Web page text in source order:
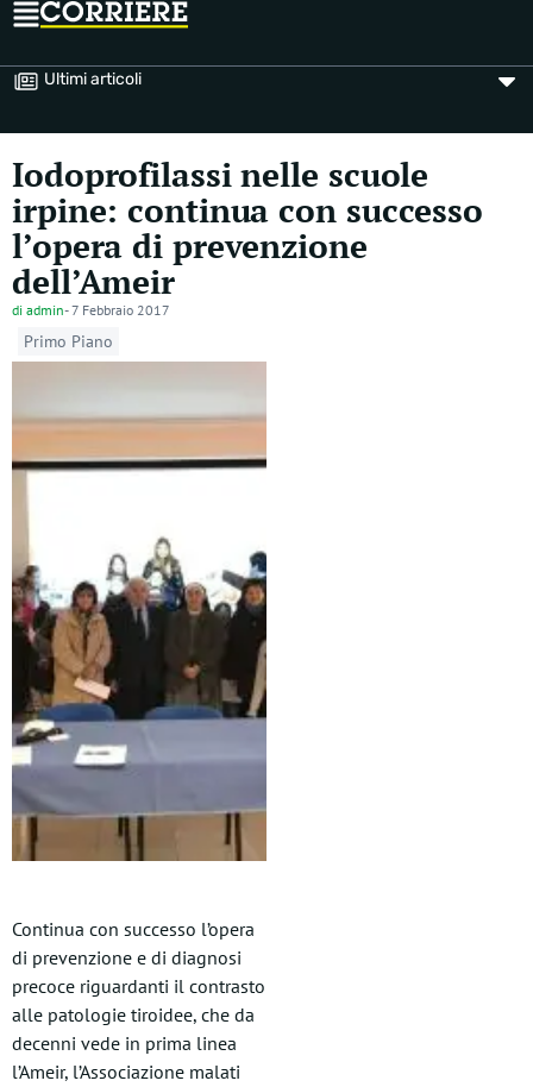
Ultimi articoli
Iodoprofilassi nelle scuole
irpine: continua con successo
l’opera di prevenzione
dell’Ameir
di admin-7 Febbraio 2017
Primo Piano
Continua con successo l’opera
di prevenzione e di diagnosi
precoce riguardanti il contrasto
alle patologie tiroidee, che da
decenni vede in prima linea
l’Ameir, l’Associazione malati